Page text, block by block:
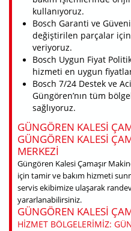
kullanıyoruz.
Bosch Garanti ve
değiştirilen parçalar
veriyoruz.
Bosch Uygun Fiyat
hizmeti en uygun
Bosch 7/24 Destek ve
Güngören’nın tüm
sağlıyoruz.
GÜNGÖREN KALESI
GÜNGÖREN KALESI
MERKEZI
Güngören Kalesi Çamaşır
için tamir ve bakım hizmeti
servis ekibimize ulaşarak
yararlanabilirsiniz.
GÜNGÖREN KALESI
HIZMET BÖLGELERIMIZ: